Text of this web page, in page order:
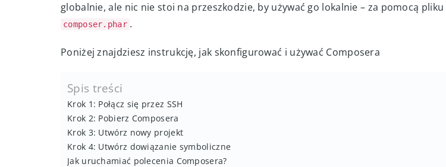
globalnie, ale nic nie stoi na przeszkodzie, by używać go lokalnie – za pomocą pliku
composer.phar .
Poniżej znajdziesz instrukcję, jak skonfigurować i używać Composera